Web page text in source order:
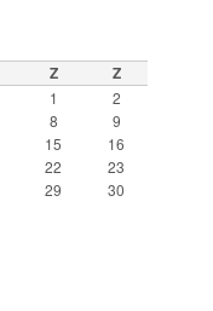
Z Z
1
2
8
9
15
16
22
23
29
30